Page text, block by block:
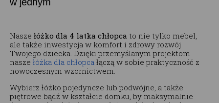
Nasze łóżko dla 4 latka chłopca to nie tylko mebel,
ale także inwestycja w komfort i zdrowy rozwój
Twojego dziecka. Dzięki przemyślanym projektom
nasze łóżka dla chłopca łączą w sobie praktyczność z
nowoczesnym wzornictwem.
Wybierz łóżko pojedyncze lub podwójne, a także
piętrowe bądź w kształcie domku, by maksymalnie